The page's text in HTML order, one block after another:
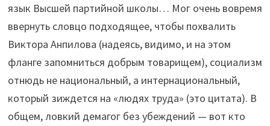
язык Высшей партийной школы… Мог очень вовремя
ввернуть словцо подходящее, чтобы похвалить
Виктора Анпилова (надеясь, видимо, и на этом
фланге запомниться добрым товарищем), социализм
отнюдь не национальный, а интернациональный,
который зиждется на «людях труда» (это цитата). В
общем, ловкий демагог без убеждений — вот кто